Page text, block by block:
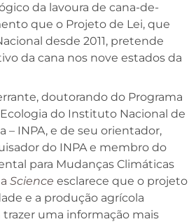
da lavoura de cana-de-
que o Projeto de Lei, que
desde 2011, pretende
da cana nos nove estados da
doutorando do Programa
do Instituto Nacional de
– INPA, e de seu orientador,
do INPA e membro do
para Mudanças Climáticas
Science esclarece que o projeto
e a produção agrícola
trazer uma informação mais